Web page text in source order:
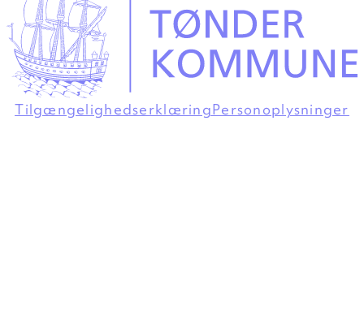
TilgængelighedserklæringPersonoplysninger